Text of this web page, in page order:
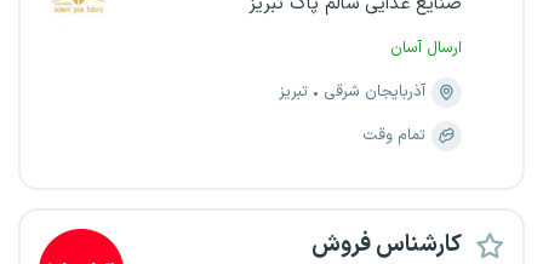
ارسال آسان
آذربایجان شرقی
تبریز
تمام وقت
کارشناس فروش